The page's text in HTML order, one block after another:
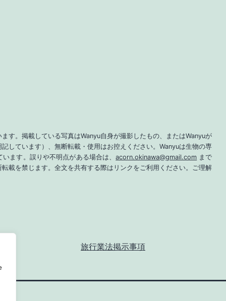
す。掲載している写真はWanyu自身が撮影したもの、またはWanyuが
しています）、無断転載・使用はお控えください。Wanyuは生物の専
ます。誤りや不明点がある場合は、acorn.okinawa@gmail.com まで
載を禁じます。全文を共有する際はリンクをご利用ください。ご理解
旅行業法掲示事項